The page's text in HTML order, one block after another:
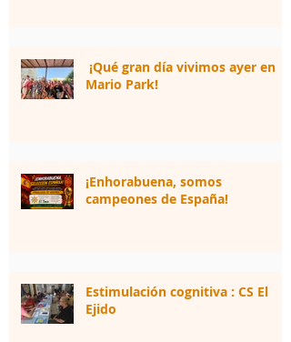
¡Qué gran día vivimos ayer en
Mario Park!
¡Enhorabuena, somos
campeones de España!
Estimulación cognitiva : CS El
Ejido